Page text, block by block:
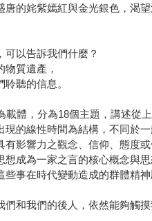
唐的姹紫嫣紅與金光銀色，渴
可以告訴我們什麼？
物質遺產，
聽的信息。
載體，分為18個主題，講述從
現的線性時間為結構，不同於一
有影響力之觀念、信仰、態度
想成為一家之言的核心概念與思
些事在時代變動造成的群體精
們和我們的後人，依然能夠觸